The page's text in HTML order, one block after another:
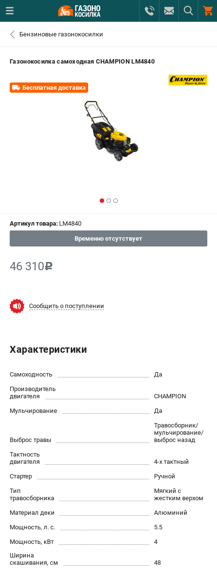
СРАВНЕНИЕ ( 0 )
ВХОД ИЛИ РЕГИСТРАЦИЯ
ЗАКАЗАТЬ ЗАПЧАСТЬ
- ЗАКАЗ ЗАПЧАСТЕЙ
+7 (812) 615-80-17 - ЗАКАЗ ИЗДЕЛИЙ
0 ₽
Нашли дешевле?
ИНФОРМАЦИЯ
Как нас найти
Пользовательское соглашение
Способы оплаты
САДОВАЯ ТЕХНИКА
Принадлежности и аксессуары
Расходные материалы
Садовые райдеры
Бензиновые газонокосилки
Газонокосилка самоходная CHAMPION LM4840
Бесплатная доставка
Артикул товара: LM4840
Временно отсутствует
46 310c
Сообщить о поступлении
Характеристики
Самоходность
Да
Производитель
двигателя
CHAMPION
Мульчирование
Да
Выброс травы
Травосборник/
мульчирование/
выброс назад
Тактность
двигателя
4-х тактный
Стартер
Ручной
Тип
травосборника
Мягкий с
жестким верхом
Материал деки
Алюминий
Мощность, л. с.
5.5
Мощность, кВт
4
Ширина
скашивания, см
48